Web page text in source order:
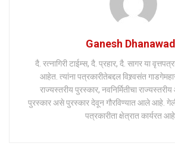
Ganesh
दै. रत्नागिरी टाईम्स, दै. प्रहार, दै. सागर या
आहेत. त्यांना पत्रकारीतेबद्दल विश्र्वसंत
राज्यस्तरीय पुरस्कार, नवनिर्मितीचा
पुरस्कार असे पुरस्कार देवून गौरविण्यात आले आहे.
पत्रकारीता क्षेत्रात कार्यरत